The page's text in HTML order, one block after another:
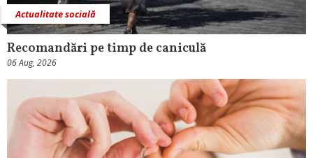
Actualitate socială
Recomandări pe timp de caniculă
06 Aug, 2026